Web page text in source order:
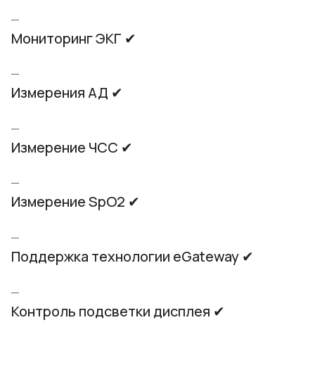
Мониторинг ЭКГ ✔
Измерения АД ✔
Измерение ЧСС ✔
Измерение SpO2 ✔
Поддержка технологии eGateway ✔
Контроль подсветки дисплея ✔